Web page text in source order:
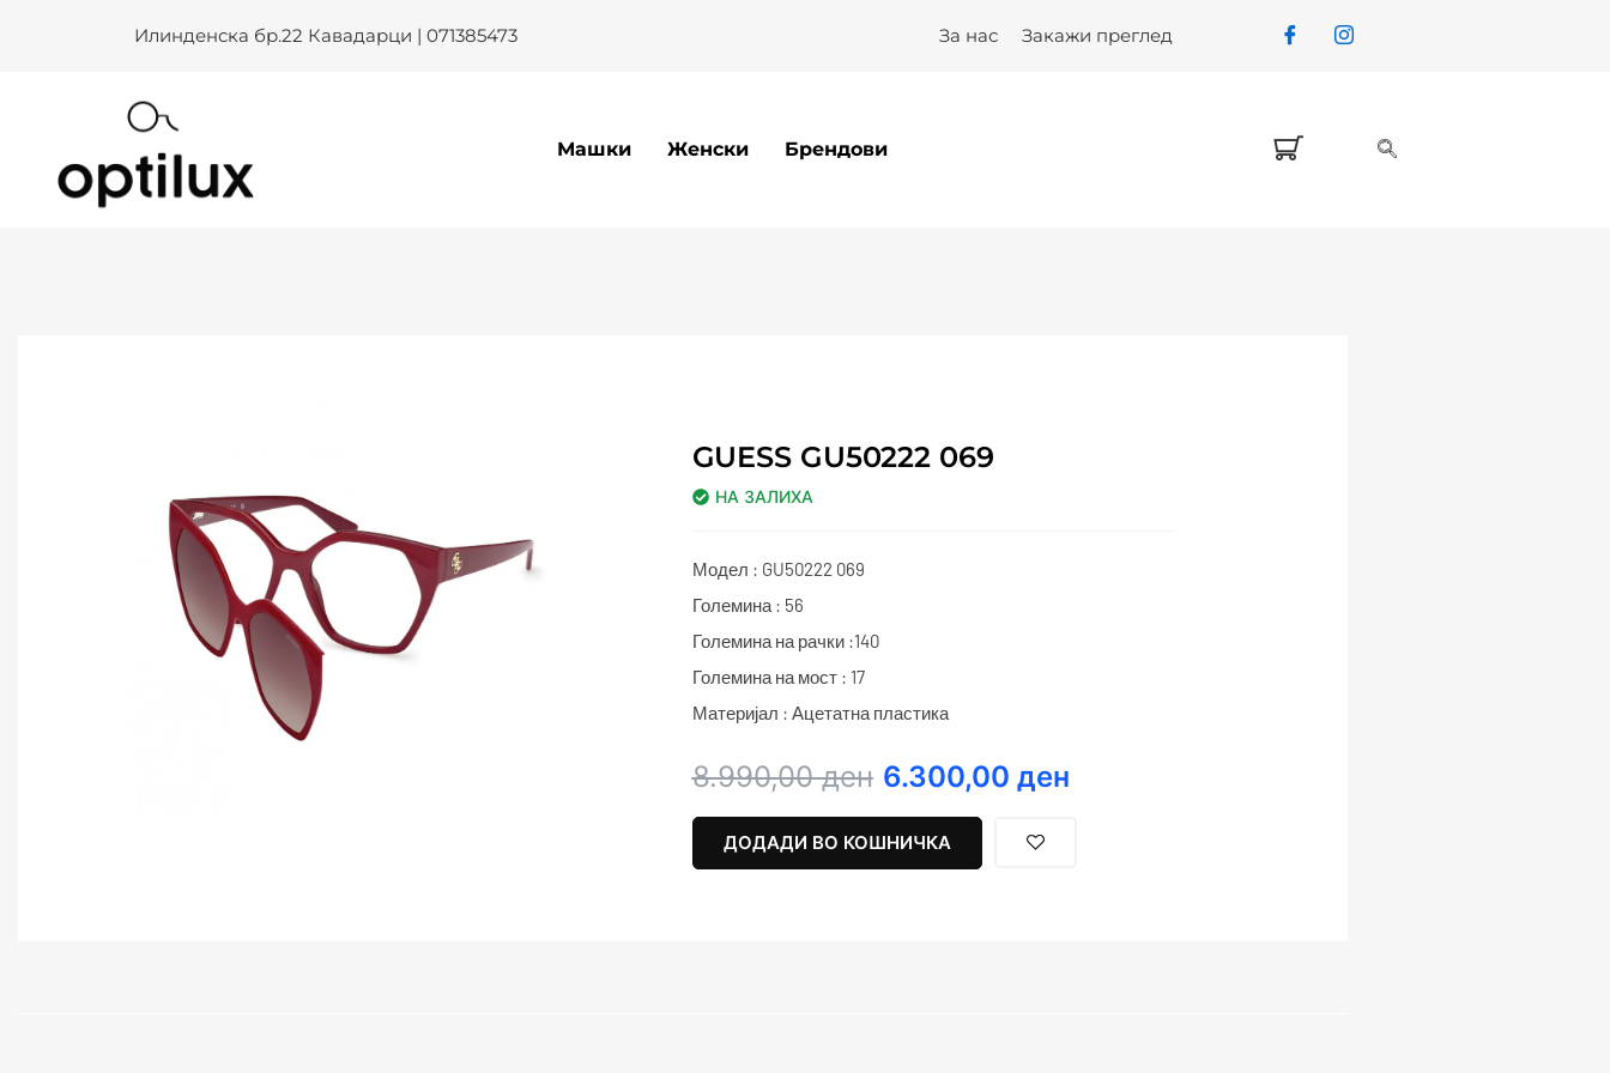
Илинденска бр.22 Кавадарци | 071385473 За нас Закажи преглед
Машки Женски Брендови
GUESS GU50222 069
НА ЗАЛИХА
Модел : GU50222 069
Големина : 56
Големина на рачки :140
Големина на мост : 17
Материјал : Ацетатна пластика
8.990,00ден
Original
was:
8.990,00 ден.
6.300,00 ден
Current
6.300,00 ден.
ДОДАДИ ВО КОШНИЧКА